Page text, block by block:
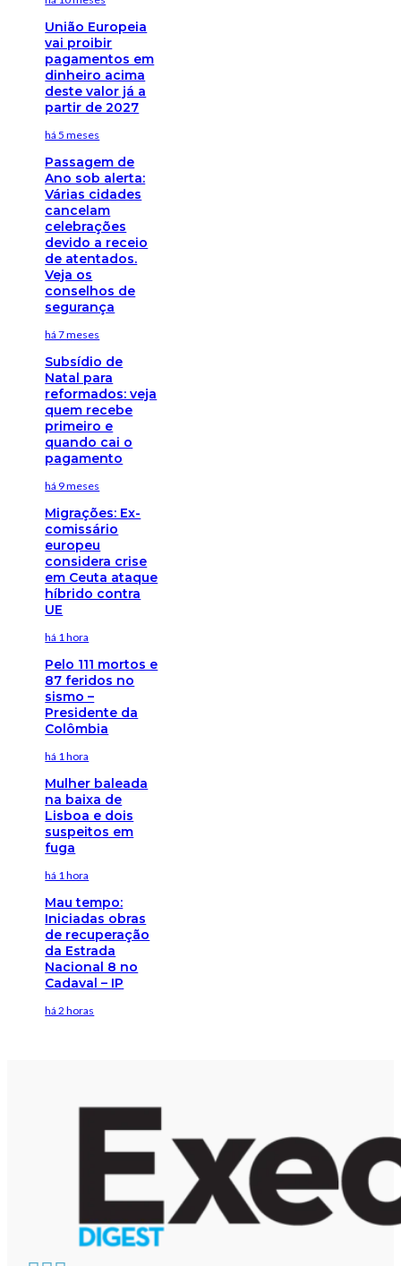
União Europeia
vai proibir
pagamentos em
dinheiro acima
deste valor já a
partir de 2027
há 5 meses
Passagem de
Ano sob alerta:
Várias cidades
cancelam
celebrações
devido a receio
de atentados.
Veja os
conselhos de
segurança
há 7 meses
Subsídio de
Natal para
reformados: veja
quem recebe
primeiro e
quando cai o
pagamento
há 9 meses
Migrações: Ex-
comissário
europeu
considera crise
em Ceuta ataque
híbrido contra
UE
há 1 hora
Pelo 111 mortos e
87 feridos no
sismo –
Presidente da
Colômbia
há 1 hora
Mulher baleada
na baixa de
Lisboa e dois
suspeitos em
fuga
há 1 hora
Mau tempo:
Iniciadas obras
de recuperação
da Estrada
Nacional 8 no
Cadaval – IP
há 2 horas